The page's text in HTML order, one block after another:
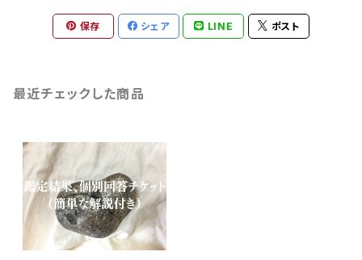
保存 シェア LINE ポスト
最近チェックした商品